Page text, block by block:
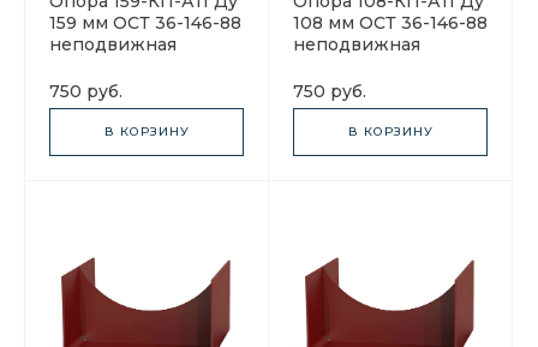
159 мм ОСТ 36-146-88
неподвижная
750 руб.
В КОРЗИНУ
108 мм ОСТ 36-146-88
неподвижная
750 руб.
В КОРЗИНУ